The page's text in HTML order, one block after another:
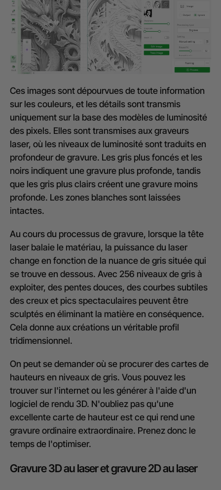
Ces images sont dépourvues de toute information
sur les couleurs, et les détails sont transmis
uniquement sur la base des modèles de luminosité
des pixels. Elles sont transmises aux graveurs
laser, où les niveaux de luminosité sont traduits en
profondeur de gravure. Les gris plus foncés et les
noirs indiquent une gravure plus profonde, tandis
que les gris plus clairs créent une gravure moins
profonde. Les zones blanches sont laissées
intactes.
Au cours du processus de gravure, lorsque la tête
laser balaie le matériau, la puissance du laser
change en fonction de la nuance de gris située qui
se trouve en dessous. Avec 256 niveaux de gris à
exploiter, des pentes douces, des courbes subtiles
des creux et pics spectaculaires peuvent être
sculptés en éliminant la matière en conséquence.
Cela donne aux créations un véritable profil
tridimensionnel.
On peut se demander où se procurer des cartes de
hauteurs en niveaux de gris. Vous pouvez les
trouver sur l'internet ou les générer à l'aide d'un
logiciel de rendu 3D. N'oubliez pas qu'une
excellente carte de hauteur est ce qui rend une
gravure ordinaire extraordinaire. Prenez donc le
temps de l'optimiser.
Gravure 3D au laser et gravure 2D au laser